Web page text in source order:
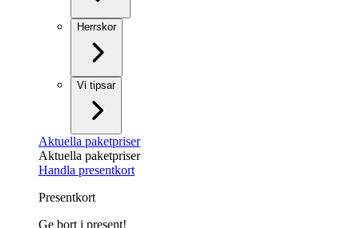
Herrskor
Vi tipsar
Aktuella paketpriser
Aktuella paketpriser
Handla presentkort
Presentkort
Ge bort i present!